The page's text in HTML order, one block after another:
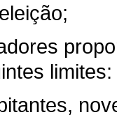
limites: